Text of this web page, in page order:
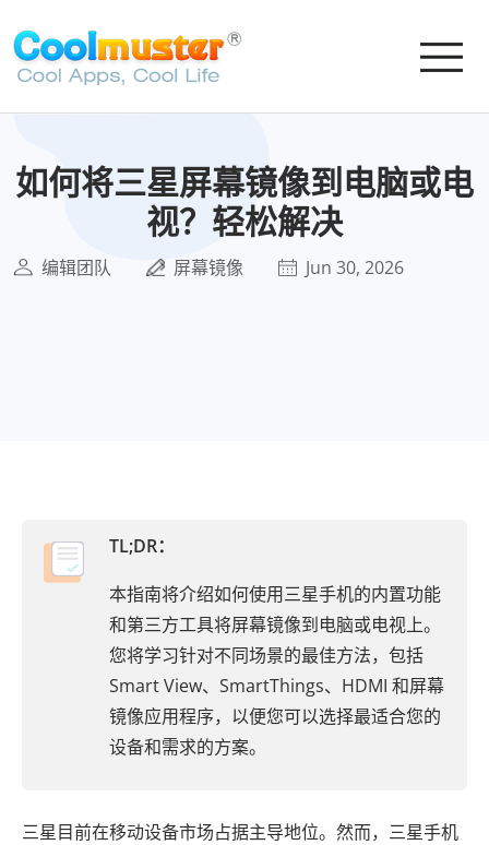
如何将三星屏幕镜像到电脑或电
视？轻松解决
编辑团队 屏幕镜像 Jun 30, 2026
TL;DR：
本指南将介绍如何使用三星手机的内置功能
和第三方工具将屏幕镜像到电脑或电视上。
您将学习针对不同场景的最佳方法，包括
Smart View、SmartThings、HDMI 和屏幕
镜像应用程序，以便您可以选择最适合您的
设备和需求的方案。
三星目前在移动设备市场占据主导地位。然而，三星手机